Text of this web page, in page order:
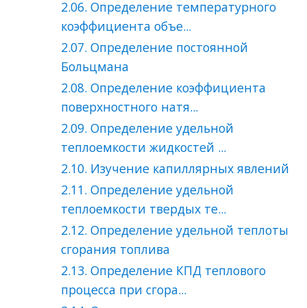
2.06. Определение температурного
коэффициента объе...
2.07. Определение постоянной
Больцмана
2.08. Определение коэффициента
поверхностного натя...
2.09. Определение удельной
теплоемкости жидкостей ...
2.10. Изучение капиллярных явлений
2.11. Определение удельной
теплоемкости твердых те...
2.12. Определение удельной теплоты
сгорания топлива
2.13. Определение КПД теплового
процесса при сгора...